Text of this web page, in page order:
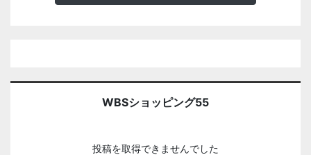
WBSショッピング55
投稿を取得できませんでした